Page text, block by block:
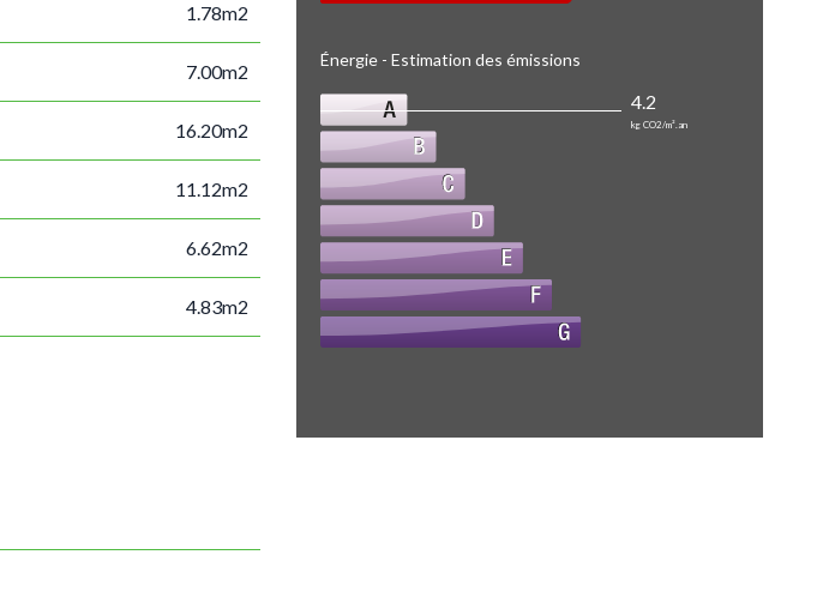
1.78m2
7.00m2
16.20m2
11.12m2
6.62m2
4.83m2
Énergie - Estimation des émissions
4.2
kg CO2/m².an